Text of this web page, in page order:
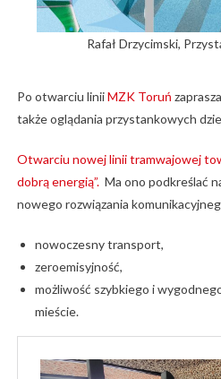
Rafał Drzycimski,
Po otwarciu liniiMZK Toruń
także oglądania przystankowych
Otwarciu nowej linii tramwajowej
dobrą energią”. Ma ono podkreślać
nowego rozwiązania
nowoczesny transport,
zeroemisyjność,
możliwość szybkiego i
mieście.